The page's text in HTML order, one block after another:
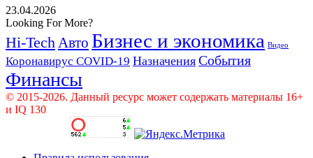
23.04.2026
Looking For More?
Hi-Tech Авто Бизнес и экономика Видео
Коронавирус COVID-19 Назначения События
Финансы
© 2015-2026. Данный ресурс может содержать материалы 16+
и IQ 130